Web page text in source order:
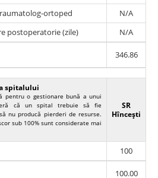
ortoped
N/A
postoperatorie (zile)
N/A
346.86
spitalului
pentru o gestionare bună a unui
că un spital trebuie să fie
nu producă pierderi de resurse.
sub 100% sunt considerate mai
SR
Hînceşti
100
100.00